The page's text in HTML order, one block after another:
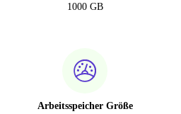
1000 GB
Arbeitsspeicher Größe